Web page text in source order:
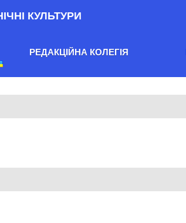
КУЛЬТУРИ
РЕДАКЦІЙНА КОЛЕГІЯ